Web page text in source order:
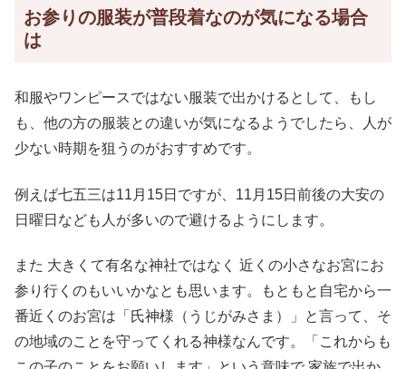
お参りの服装が普段着なのが気になる場合
は
和服やワンピースではない服装で出かけるとして、もし
も、他の方の服装との違いが気になるようでしたら、人が
少ない時期を狙うのがおすすめです。
例えば七五三は11月15日ですが、11月15日前後の大安の
日曜日なども人が多いので避けるようにします。
また 大きくて有名な神社ではなく 近くの小さなお宮にお
参り行くのもいいかなとも思います。もともと自宅から一
番近くのお宮は「氏神様（うじがみさま）」と言って、そ
の地域のことを守ってくれる神様なんです。「これからも